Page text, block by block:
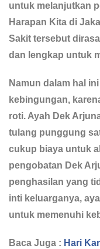
untuk melanjutkan
Harapan Kita di
Sakit tersebut
dan lengkap untuk
Namun dalam hal
kebingungan,
roti. Ayah Dek
tulang punggung
cukup biaya untuk
pengobatan Dek
penghasilan yang
inti keluarganya,
untuk memenuhi
Baca Juga : Hari